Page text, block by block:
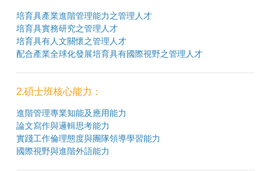
培育具產業進階管理能力之管理人才
培育具實務研究之管理人才
培育具有人文關懷之管理人才
配合產業全球化發展培育具有國際視野之管理人才
2.碩士班核心能力：
進階管理專業知能及應用能力
論文寫作與邏輯思考能力
實踐工作倫理態度與團隊領導學習能力
國際視野與進階外語能力